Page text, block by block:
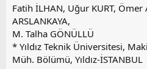
a
t
a
n
a
h
Fatih İLHAN, Uğur KURT, Ömer
ARSLANKAYA,
M. Talha GÖNÜLLÜ
* Yıldız Teknik Üniversitesi,
Müh. Bölümü, Yıldız-İSTANBUL